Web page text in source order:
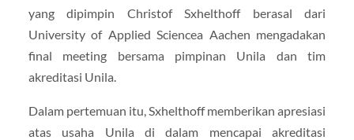
yang dipimpin Christof Sxhelthoff berasal dari
University of Applied Sciencea Aachen mengadakan
final meeting bersama pimpinan Unila dan tim
akreditasi Unila.
Dalam pertemuan itu, Sxhelthoff memberikan apresiasi
atas usaha Unila di dalam mencapai akreditasi